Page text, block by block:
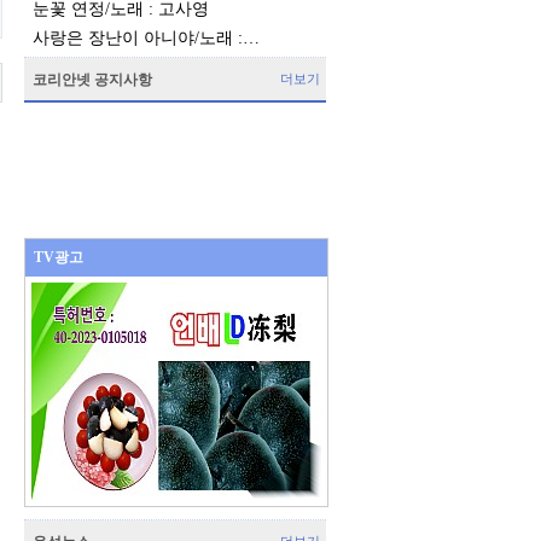
눈꽃 연정/노래 : 고사영
사랑은 장난이 아니야/노래 :…
코리안넷 공지사항 더보기
TV광고